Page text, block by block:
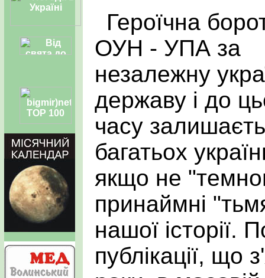
Героїчна
ОУН - УПА за
незалежну
державу і до
часу
багатьох
якщо не
принаймні
нашої історії.
публікації, що